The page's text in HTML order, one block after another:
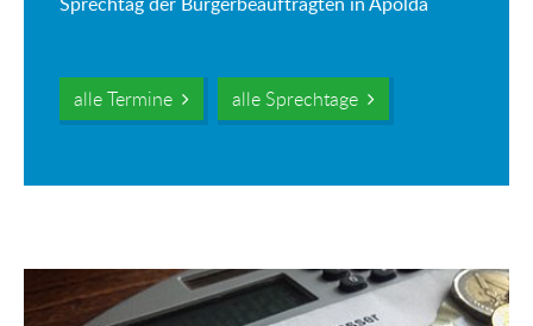
alle Termine alle Sprechtage